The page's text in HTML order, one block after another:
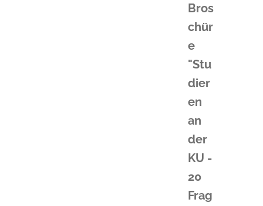
Bros
chür
e
"Stu
dier
en
an
der
KU -
20
Frag